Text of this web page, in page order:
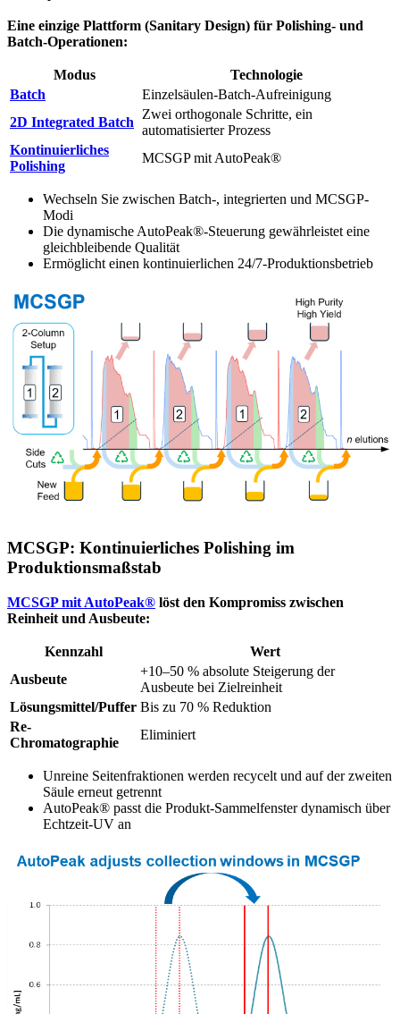
Eine einzige Plattform (Sanitary Design) für Polishing- und
Batch-Operationen:
Modus
Technologie
Batch
Einzelsäulen-Batch-Aufreinigung
2D Integrated Batch
Zwei orthogonale Schritte, ein
automatisierter Prozess
Kontinuierliches
Polishing
MCSGP mit AutoPeak®
Wechseln Sie zwischen Batch-, integrierten und MCSGP-
Modi
Die dynamische AutoPeak®-Steuerung gewährleistet eine
gleichbleibende Qualität
Ermöglicht einen kontinuierlichen 24/7-Produktionsbetrieb
MCSGP: Kontinuierliches Polishing im
Produktionsmaßstab
MCSGP mit AutoPeak® löst den Kompromiss zwischen
Reinheit und Ausbeute:
Kennzahl
Wert
Ausbeute
+10–50 % absolute Steigerung der
Ausbeute bei Zielreinheit
Lösungsmittel/Puffer Bis zu 70 % Reduktion
Re-
Chromatographie
Eliminiert
Unreine Seitenfraktionen werden recycelt und auf der zweiten
Säule erneut getrennt
AutoPeak® passt die Produkt-Sammelfenster dynamisch über
Echtzeit-UV an